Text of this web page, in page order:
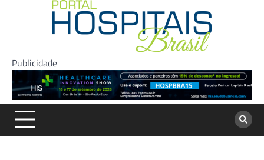
Publicidade